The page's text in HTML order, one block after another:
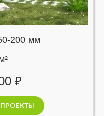
200 мм
₽